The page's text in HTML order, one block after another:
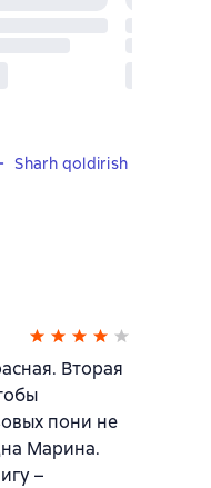
Sharh qoldirish
Вторая
пони не
Марина.
–